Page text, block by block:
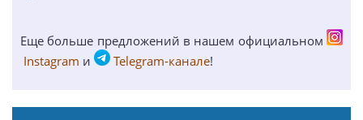
Еще больше предложений в нашем официальном
Instagram и Telegram-канале!